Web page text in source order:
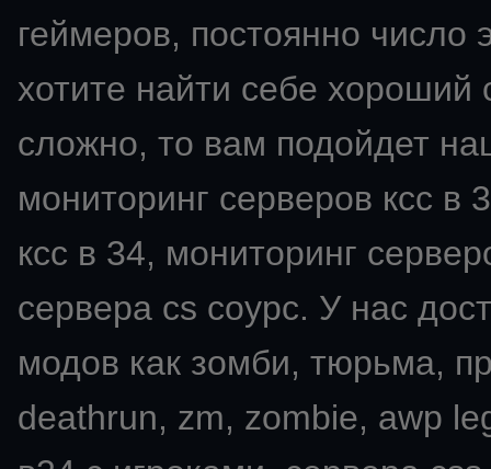
геймеров, постоянно число
хотите найти себе хороший
сложно, то вам подойдет
мониторинг серверов ксс в
ксс в 34, мониторинг
сервера cs соурс. У нас
модов как зомби, тюрьма,
deathrun, zm, zombie, awp